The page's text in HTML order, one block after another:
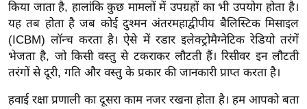
सा
हि
त्य
ज
त
किया जाता है, हालांकि कुछ मामलों में उपग्रहों का भी उपयोग होता है।
यह तब होता है जब कोई दुश्मन अंतरमहाद्वीपीय बैलिस्टिक मिसाइल
(ICBM) लॉन्च करता है। ऐसे में रडार इलेक्ट्रोमैग्नेटिक रेडियो तरंगें
भेजता है, जो किसी वस्तु से टकराकर लौटती हैं। रिसीवर इन लौटती
तरंगों से दूरी, गति और वस्तु के प्रकार की जानकारी प्राप्त करता है।
हवाई रक्षा प्रणाली का दूसरा काम नजर रखना होता है। हम आपको बता